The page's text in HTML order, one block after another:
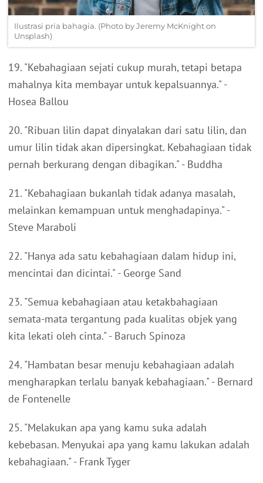
Ilustrasi pria bahagia. (Photo by Jeremy McKnight on
Unsplash)
19. "Kebahagiaan sejati cukup murah, tetapi betapa
mahalnya kita membayar untuk kepalsuannya." -
Hosea Ballou
20. "Ribuan lilin dapat dinyalakan dari satu lilin, dan
umur lilin tidak akan dipersingkat. Kebahagiaan tidak
pernah berkurang dengan dibagikan." - Buddha
21. "Kebahagiaan bukanlah tidak adanya masalah,
melainkan kemampuan untuk menghadapinya." -
Steve Maraboli
22. "Hanya ada satu kebahagiaan dalam hidup ini,
mencintai dan dicintai." - George Sand
23. "Semua kebahagiaan atau ketakbahagiaan
semata-mata tergantung pada kualitas objek yang
kita lekati oleh cinta." - Baruch Spinoza
24. "Hambatan besar menuju kebahagiaan adalah
mengharapkan terlalu banyak kebahagiaan." - Bernard
de Fontenelle
25. "Melakukan apa yang kamu suka adalah
kebebasan. Menyukai apa yang kamu lakukan adalah
kebahagiaan." - Frank Tyger